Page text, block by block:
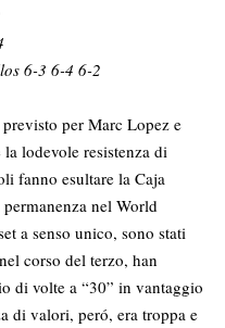
6-3 6-4 6-2
per Marc Lopez e
lodevole resistenza di
fanno esultare la Caja
nel World
a senso unico, sono stati
corso del terzo, han
di volte a “30” in vantaggio
di valori, peró, era troppa e